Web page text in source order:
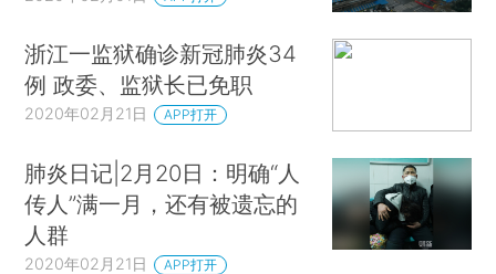
浙江一监狱确诊新冠肺炎34
例 政委、监狱长已免职
2020年02月21日 APP打开
肺炎日记|2月20日：明确“人
传人”满一月，还有被遗忘的
人群
2020年02月21日 APP打开